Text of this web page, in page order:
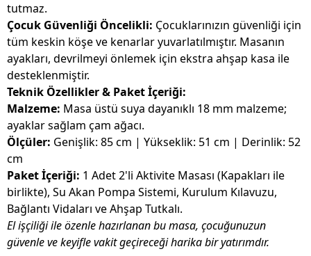
tutmaz.
Çocuk Güvenliği Öncelikli: Çocuklarınızın güvenliği için
tüm keskin köşe ve kenarlar yuvarlatılmıştır. Masanın
ayakları, devrilmeyi önlemek için ekstra ahşap kasa ile
desteklenmiştir.
Teknik Özellikler & Paket İçeriği:
Malzeme: Masa üstü suya dayanıklı 18 mm malzeme;
ayaklar sağlam çam ağacı.
Ölçüler: Genişlik: 85 cm | Yükseklik: 51 cm | Derinlik: 52
cm
Paket İçeriği: 1 Adet 2'li Aktivite Masası (Kapakları ile
birlikte), Su Akan Pompa Sistemi, Kurulum Kılavuzu,
Bağlantı Vidaları ve Ahşap Tutkalı.
El işçiliği ile özenle hazırlanan bu masa, çocuğunuzun
güvenle ve keyifle vakit geçireceği harika bir yatırımdır.